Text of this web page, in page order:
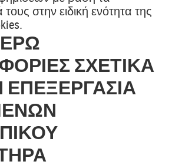
στην ειδική ενότητα της
ΣΧΕΤΙΚΆ